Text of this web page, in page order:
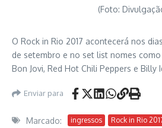
(Foto:
O Rock in Rio 2017 acontecerá nos dias
de setembro e no set list nomes
Bon Jovi, Red Hot Chili Peppers e Billy
Enviar para
Marcado: ingressos Rock in Rio